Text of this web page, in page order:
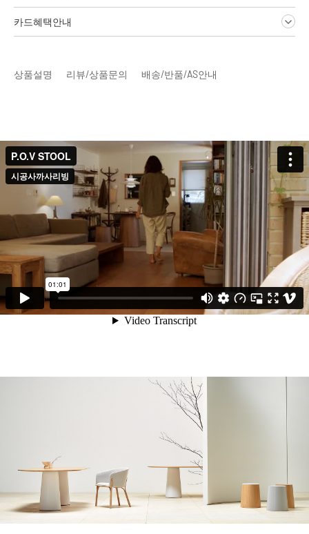
카드혜택안내
상품설명 리뷰/상품문의 배송/반품/AS안내